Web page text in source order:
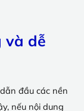
và dễ
đầu các nền
nếu nội dung